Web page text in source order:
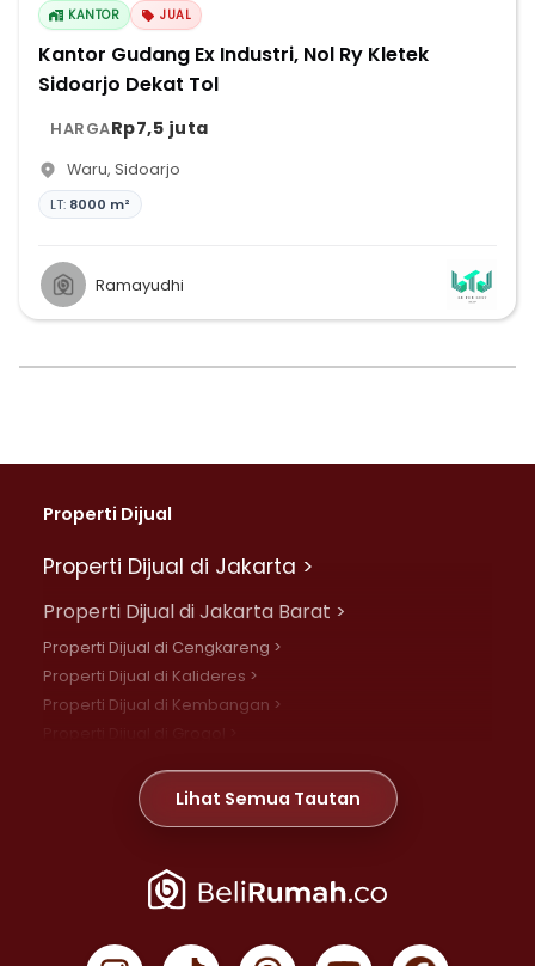
KANTOR JUAL
Kantor Gudang Ex Industri, Nol Ry Kletek
Sidoarjo Dekat Tol
HARGARp7,5 juta
Waru, Sidoarjo
LT: 8000 m²
Ramayudhi
Properti Dijual
Properti Dijual di Jakarta >
Properti Dijual di Jakarta Barat >
Properti Dijual di Cengkareng >
Properti Dijual di Kalideres >
Properti Dijual di Kembangan >
Properti Dijual di Meruya >
Properti Dijual di Jelambar >
Properti Dijual di Jakarta Pusat >
Properti Dijual di Gambir >
Lihat Semua Tautan